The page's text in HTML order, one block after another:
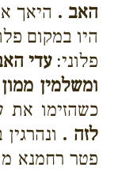
האב . היאך
היו במקום
פלוני:עדי
ומשלמין
כשהזימו את
לזה .
פטר רחמנא